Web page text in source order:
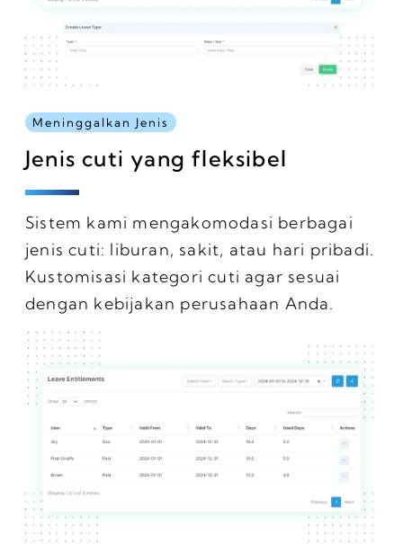
Meninggalkan Jenis
Jenis cuti yang fleksibel
Sistem kami mengakomodasi berbagai
jenis cuti: liburan, sakit, atau hari pribadi.
Kustomisasi kategori cuti agar sesuai
dengan kebijakan perusahaan Anda.